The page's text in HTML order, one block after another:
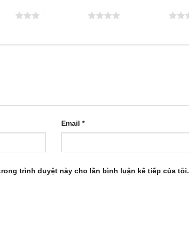
Email *
trình duyệt này cho lần bình luận kế tiếp của tôi.